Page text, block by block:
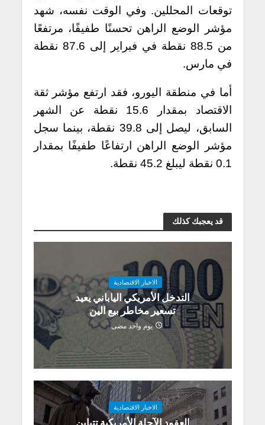
توقعات المحللين. وفي الوقت نفسه، شهد
مؤشر الوضع الراهن تحسنًا طفيفًا، مرتفعًا
من 88.5 نقطة في فبراير إلى 87.6 نقطة
في مارس.
أما في منطقة اليورو، فقد ارتفع مؤشر ثقة
الاقتصاد بمقدار 15.6 نقطة عن الشهر
السابق، ليصل إلى 39.8 نقطة، بينما سجل
مؤشر الوضع الراهن ارتفاعًا طفيفًا بمقدار
0.1 نقطة ليبلغ 45.2 نقطة.
قد يعجبك كذلك
الاخبار الاقتصادية
التدخل الأمريكي الياباني يعيد
تسعير مخاطر بيع الين
يوم واحد مضى
الاخبار الاقتصادية
العقود الآجلة الأمريكية تتباين